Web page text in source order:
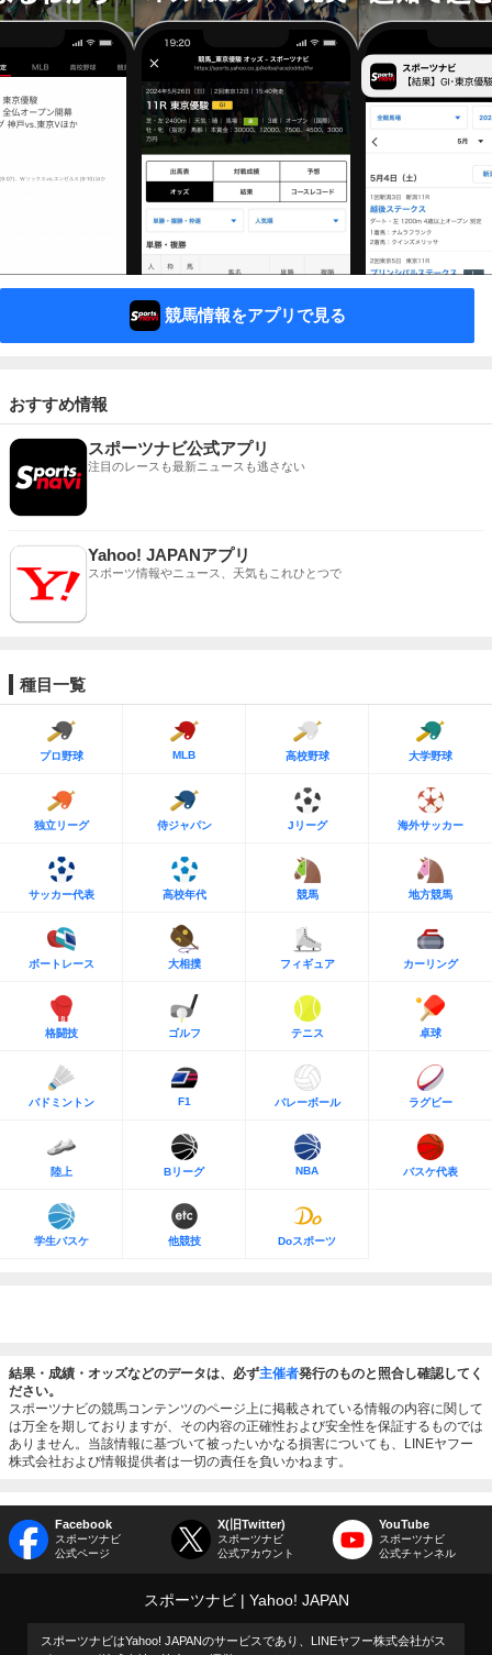
競馬情報をアプリで見る
おすすめ情報
スポーツナビ公式アプリ
注目のレースも最新ニュースも逃さない
Yahoo! JAPANアプリ
スポーツ情報やニュース、天気もこれひとつで
種目一覧
プロ野球 MLB 高校野球 大学野球
独立リーグ 侍ジャパン Jリーグ 海外サッカー
サッカー代表 高校年代 競馬 地方競馬
ボートレース 大相撲 フィギュア カーリング
格闘技 ゴルフ テニス 卓球
バドミントン F1 バレーボール ラグビー
陸上 Bリーグ NBA バスケ代表
学生バスケ 他競技 Doスポーツ
結果・成績・オッズなどのデータは、必ず主催者発行のものと照合し確認してく
ださい。
スポーツナビの競馬コンテンツのページ上に掲載されている情報の内容に関して
は万全を期しておりますが、その内容の正確性および安全性を保証するものでは
ありません。当該情報に基づいて被ったいかなる損害についても、LINEヤフー
株式会社および情報提供者は一切の責任を負いかねます。
Facebook
スポーツナビ
公式ページ
X(旧Twitter)
スポーツナビ
公式アカウント
YouTube
スポーツナビ
公式チャンネル
スポーツナビ Yahoo! JAPAN
スポーツナビはYahoo! JAPANのサービスであり、LINEヤフー株式会社がス